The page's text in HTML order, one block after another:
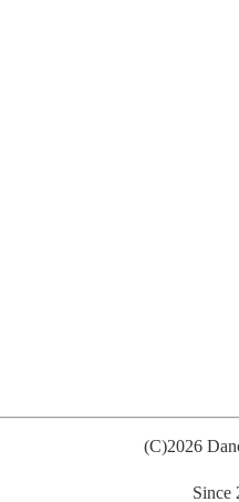
(C)2026
Since